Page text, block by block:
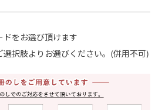
をお選び頂けます
選択肢よりお選びください。(併用不可)